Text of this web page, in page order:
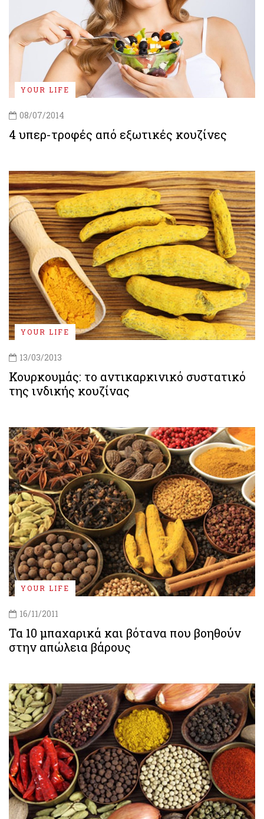
YOUR LIFE
08/07/2014
4 υπερ-τροφές από εξωτικές κουζίνες
YOUR LIFE
13/03/2013
Κουρκουμάς: το αντικαρκινικό συστατικό
της ινδικής κουζίνας
YOUR LIFE
16/11/2011
Τα 10 μπαχαρικά και βότανα που βοηθούν
στην απώλεια βάρους